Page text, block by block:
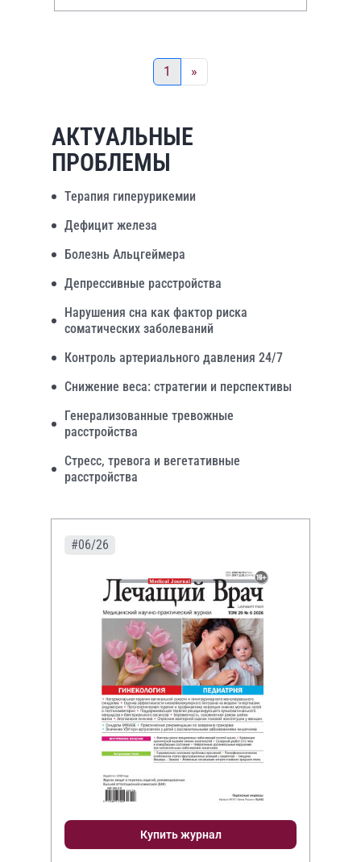
полости носа;
1 »
АКТУАЛЬНЫЕ
ПРОБЛЕМЫ
Терапия гиперурикемии
Дефицит железа
Болезнь Альцгеймера
Депрессивные расстройства
Нарушения сна как фактор риска
соматических заболеваний
Контроль артериального давления 24/7
Снижение веса: стратегии и перспективы
Генерализованные тревожные
расстройства
Стресс, тревога и вегетативные
расстройства
#06/26
Купить журнал